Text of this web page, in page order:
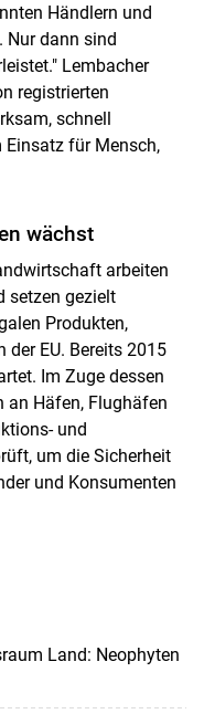
Händlern und
Nur dann sind
Lembacher
registrierten
schnell
für Mensch,
wächst
arbeiten
setzen gezielt
Produkten,
der EU. Bereits 2015
Im Zuge dessen
an Häfen, Flughäfen
und
um die Sicherheit
und Konsumenten
Land: Neophyten